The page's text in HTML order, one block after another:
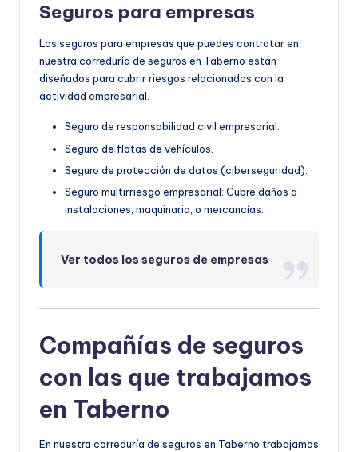
Seguros para empresas
Los seguros para empresas que puedes contratar en
nuestra correduría de seguros en Taberno están
diseñados para cubrir riesgos relacionados con la
actividad empresarial.
Seguro de responsabilidad civil empresarial.
Seguro de flotas de vehículos.
Seguro de protección de datos (ciberseguridad).
Seguro multirriesgo empresarial: Cubre daños a
instalaciones, maquinaria, o mercancías.
Ver todos los seguros de empresas
Compañías de seguros
con las que trabajamos
en Taberno
En nuestra correduría de seguros en Taberno trabajamos